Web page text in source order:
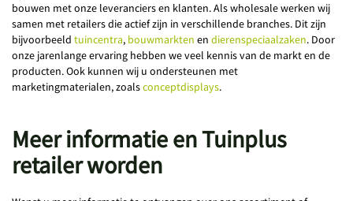
bouwen met onze leveranciers en klanten. Als wholesale werken wij
samen met retailers die actief zijn in verschillende branches. Dit zijn
bijvoorbeeld tuincentra, bouwmarkten en dierenspeciaalzaken. Door
onze jarenlange ervaring hebben we veel kennis van de markt en de
producten. Ook kunnen wij u ondersteunen met
marketingmaterialen, zoalsconceptdisplays.
Meer informatie en Tuinplus
retailer worden